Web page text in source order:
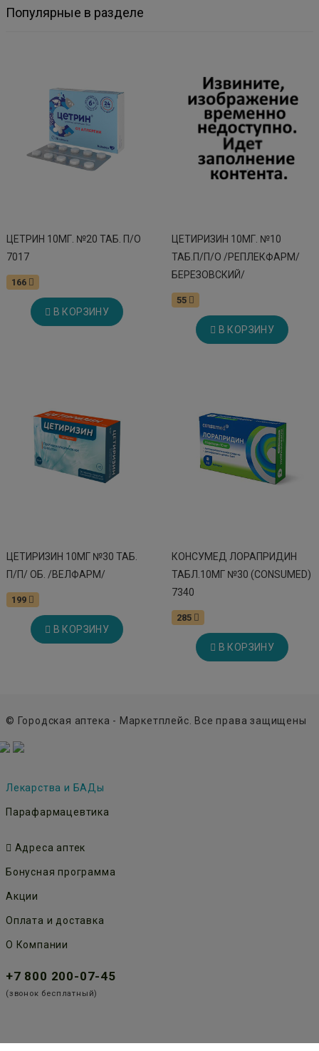
Популярные в разделе
ЦЕТРИН 10МГ. №20 ТАБ. П/О
7017
166
В КОРЗИНУ
ЦЕТИРИЗИН 10МГ. №10
ТАБ.П/П/О /РЕПЛЕКФАРМ/
БЕРЕЗОВСКИЙ/
55
В КОРЗИНУ
ЦЕТИРИЗИН 10МГ №30 ТАБ.
П/П/ ОБ. /ВЕЛФАРМ/
199
В КОРЗИНУ
КОНСУМЕД ЛОРАПРИДИН
ТАБЛ.10МГ №30 (CONSUMED)
7340
285
В КОРЗИНУ
© Городская аптека - Маркетплейс. Все права защищены
Лекарства и БАДы
Парафармацевтика
Адреса аптек
Бонусная программа
Акции
Оплата и доставка
О Компании
+7 800 200-07-45
(звонок бесплатный)